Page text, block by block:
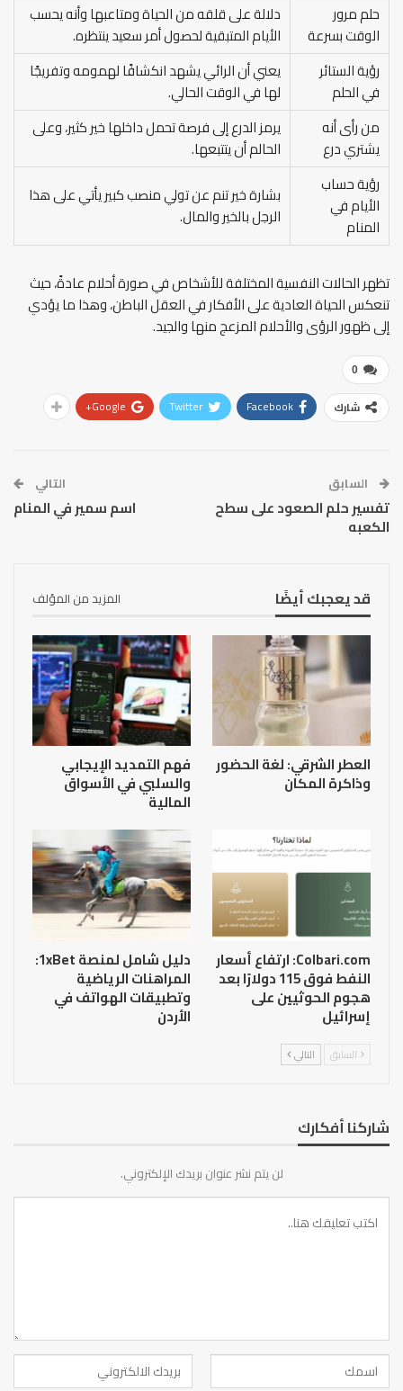
حلم مرور
الوقت بسرعة
دلالة على قلقه من الحياة ومتاعبها وأنه يحسب
الأيام المتبقية لحصول أمر سعيد ينتظره.
رؤية الستائر
في الحلم
يعني أن الرائي يشهد انكشافًا لهمومه وتفريجًا
لها في الوقت الحالي.
من رأى أنه
يشتري درع
يرمز الدرع إلى فرصة تحمل داخلها خير كثير، وعلى
الحالم أن يتتبعها.
رؤية حساب
الأيام في
المنام
بشارة خير تنم عن تولي منصب كبير يأتي على هذا
الرجل بالخير والمال.
تظهر الحالات النفسية المختلفة للأشخاص في صورة أحلام عادةً، حيث
تنعكس الحياة العادية على الأفكار في العقل الباطن، وهذا ما يؤدي
إلى ظهور الرؤى والأحلام المزعج منها والجيد.
0
شارك Facebook
Twitter
Google+
السابق
تفسير حلم الصعود على سطح
الكعبه
التالي
اسم سمير في المنام
قد يعجبك أيضًا المزيد من المؤلف
العطر الشرقي: لغة الحضور
وذاكرة المكان
فهم التمديد الإيجابي
والسلبي في الأسواق
المالية
Colbari.com: ارتفاع أسعار
النفط فوق 115 دولارًا بعد
هجوم الحوثيين على
إسرائيل
دليل شامل لمنصة 1xBet:
المراهنات الرياضية
وتطبيقات الهواتف في
الأردن
السابق التالي
شاركنا أفكارك
لن يتم نشر عنوان بريدك الإلكتروني.